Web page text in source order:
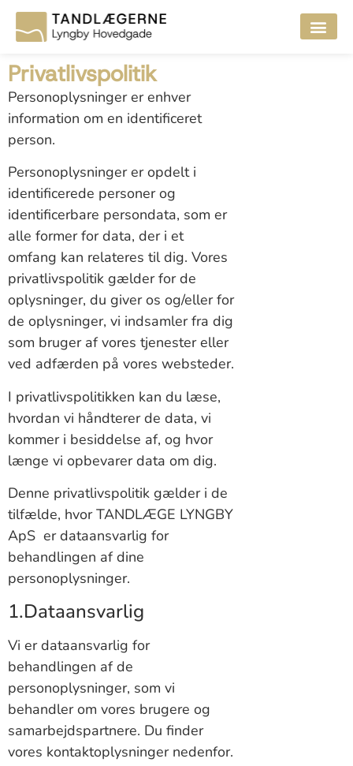
Privatlivspolitik
Personoplysninger er enhver
information om en identificeret
person.
Personoplysninger er opdelt i
identificerede personer og
identificerbare persondata, som er
alle former for data, der i et
omfang kan relateres til dig. Vores
privatlivspolitik gælder for de
oplysninger, du giver os og/eller for
de oplysninger, vi indsamler fra dig
som bruger af vores tjenester eller
ved adfærden på vores websteder.
I privatlivspolitikken kan du læse,
hvordan vi håndterer de data, vi
kommer i besiddelse af, og hvor
længe vi opbevarer data om dig.
Denne privatlivspolitik gælder i de
tilfælde, hvor TANDLÆGE LYNGBY
ApS er dataansvarlig for
behandlingen af dine
personoplysninger.
1.Dataansvarlig
Vi er dataansvarlig for
behandlingen af de
personoplysninger, som vi
behandler om vores brugere og
samarbejdspartnere. Du finder
vores kontaktoplysninger nedenfor.